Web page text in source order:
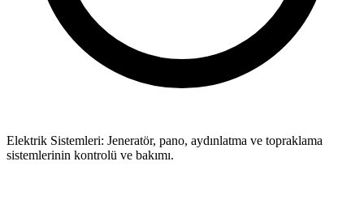
Elektrik Sistemleri: Jeneratör, pano, aydınlatma ve topraklama
sistemlerinin kontrolü ve bakımı.